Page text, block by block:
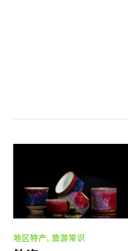
地区特产,旅游常识